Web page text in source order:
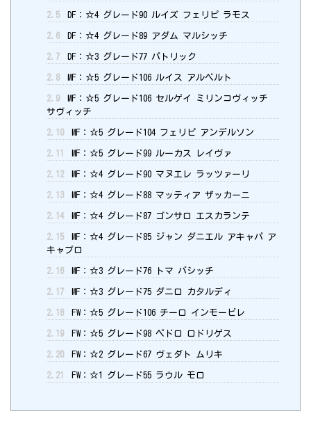
2.5 DF：☆4 グレード90 ルイズ フェリピ ラモス
2.6 DF：☆4 グレード89 アダム マルシッチ
2.7 DF：☆3 グレード77 パトリック
2.8 MF：☆5 グレード106 ルイス アルベルト
2.9
MF：☆5 グレード106 セルゲイ ミリンコヴィッチ
サヴィッチ
2.10 MF：☆5 グレード104 フェリピ アンデルソン
2.11 MF：☆5 グレード99 ルーカス レイヴァ
2.12 MF：☆4 グレード90 マヌエレ ラッツァーリ
2.13 MF：☆4 グレード88 マッティア ザッカーニ
2.14 MF：☆4 グレード87 ゴンサロ エスカランテ
2.15
MF：☆4 グレード85 ジャン ダニエル アキャパ ア
キャプロ
2.16 MF：☆3 グレード76 トマ バシッチ
2.17 MF：☆3 グレード75 ダニロ カタルディ
2.18 FW：☆5 グレード106 チーロ インモービレ
2.19 FW：☆5 グレード98 ペドロ ロドリゲス
2.20 FW：☆2 グレード67 ヴェダト ムリキ
2.21 FW：☆1 グレード55 ラウル モロ